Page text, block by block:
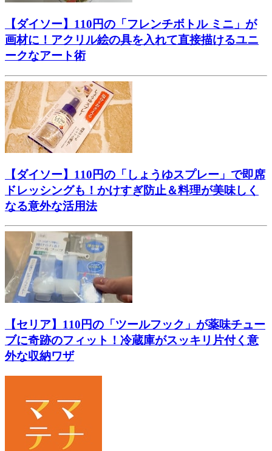
【ダイソー】110円の「フレンチボトル ミニ」が
画材に！アクリル絵の具を入れて直接描けるユニ
ークなアート術
【ダイソー】110円の「しょうゆスプレー」で即席
ドレッシングも！かけすぎ防止＆料理が美味しく
なる意外な活用法
【セリア】110円の「ツールフック」が薬味チュー
ブに奇跡のフィット！冷蔵庫がスッキリ片付く意
外な収納ワザ